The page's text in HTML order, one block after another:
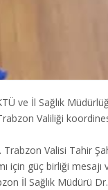
ve İl Sağlık
Valiliği
Valisi Tahir
için güç birliği mesajı
İl Sağlık Müdürü Dr.